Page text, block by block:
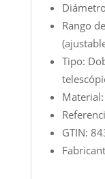
Rango
Tipo:
GTIN: